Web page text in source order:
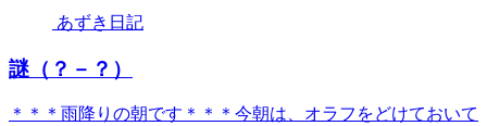
あずき日記
謎（？－？）
＊＊＊雨降りの朝です＊＊＊今朝は、オラフをどけておいて